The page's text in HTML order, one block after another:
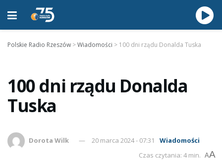
Polskie Radio Rzeszów >Wiadomości > 100 dni rządu Donalda Tuska
100 dni rządu Donalda
Tuska
Dorota Wilk 20 marca 2024 - 07:31
Wiadomości
Czas czytania: 4 min. AA